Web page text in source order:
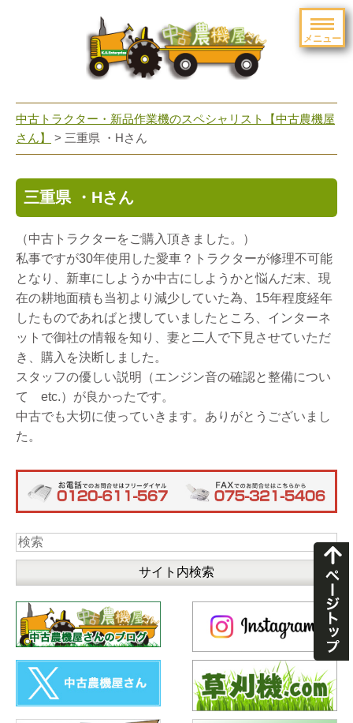
メニュー
navigation
中古トラクター・新品作業機のスペシャリスト【中古農機屋
さん】
> 三重県 ・Hさん
三重県 ・Hさん
（中古トラクターをご購入頂きました。）
私事ですが30年使用した愛車？トラクターが修理不可能
となり、新車にしようか中古にしようかと悩んだ末、現
在の耕地面積も当初より減少していた為、15年程度経年
したものであればと捜していましたところ、インターネ
ットで御社の情報を知り、妻と二人で下見させていただ
き、購入を決断しました。
スタッフの優しい説明（エンジン音の確認と整備につい
て etc.）が良かったです。
中古でも大切に使っていきます。ありがとうございまし
た。